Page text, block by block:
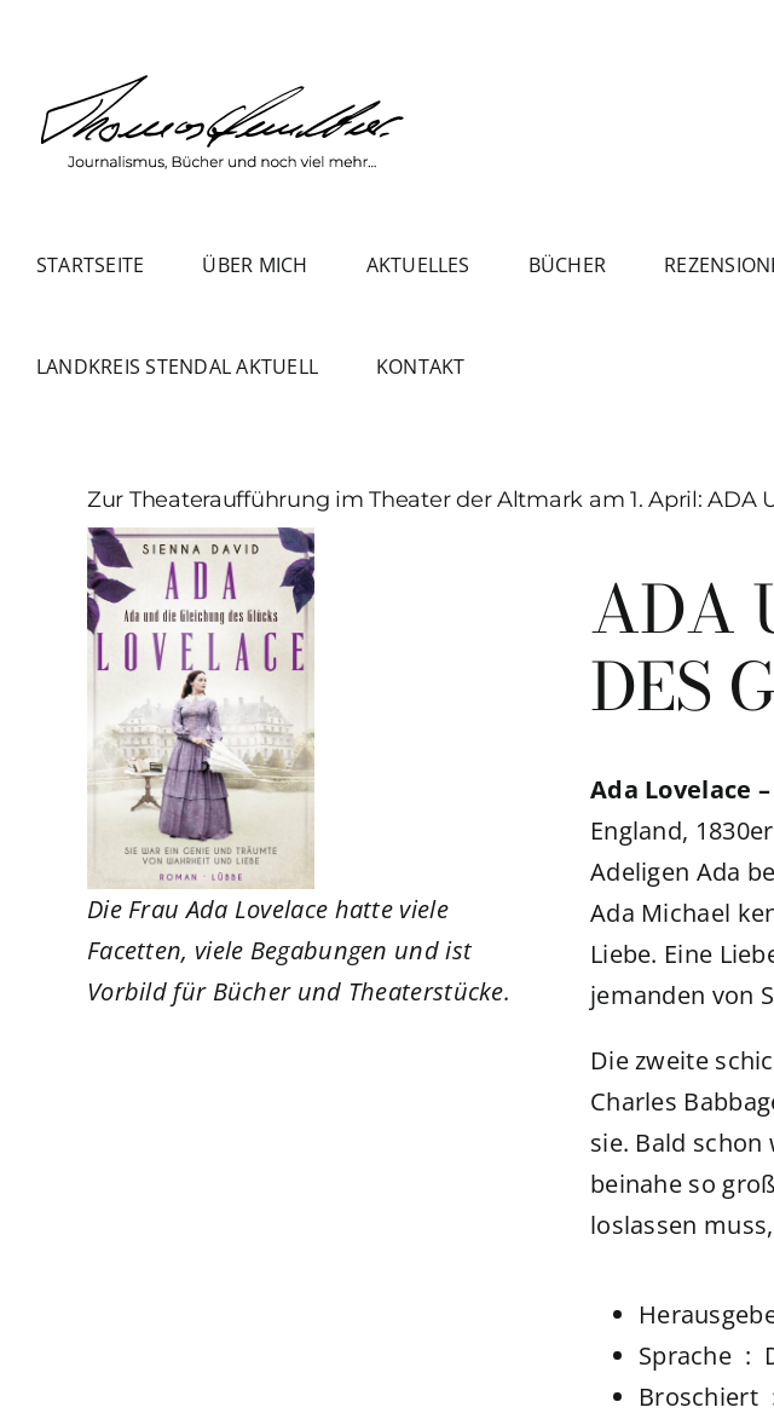
springen
STARTSEITE ÜBER MICH AKTUELLES BÜCHER
LANDKREIS STENDAL AKTUELL KONTAKT
Zur Theateraufführung im Theater der Altmark am 1. April: ADA
Die Frau Ada Lovelace hatte viele
Facetten, viele Begabungen und ist
Vorbild für Bücher und Theaterstücke.
ADA
DES
Ada Lovelace
England,
Adeligen Ada
Ada Michael
Liebe. Eine
jemanden von
Die zweite
Charles
sie. Bald
beinahe so
loslassen
Sprache ‏ : ‎